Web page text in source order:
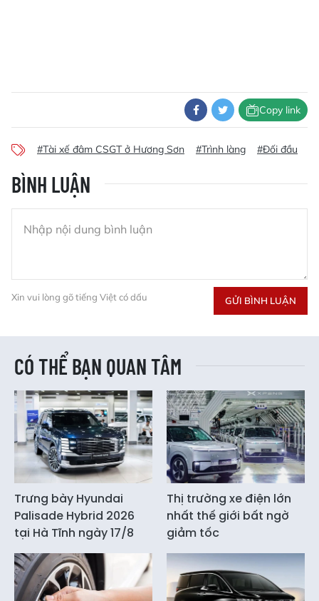
Copy link
#Tài xế đâm CSGT ở Hương Sơn #Trình làng #Đối đầu
BÌNH LUẬN
Xin vui lòng gõ tiếng Việt có dấu GỬI BÌNH LUẬN
CÓ THỂ BẠN QUAN TÂM
Trưng bày Hyundai
Palisade Hybrid 2026
tại Hà Tĩnh ngày 17/8
Thị trường xe điện lớn
nhất thế giới bất ngờ
giảm tốc